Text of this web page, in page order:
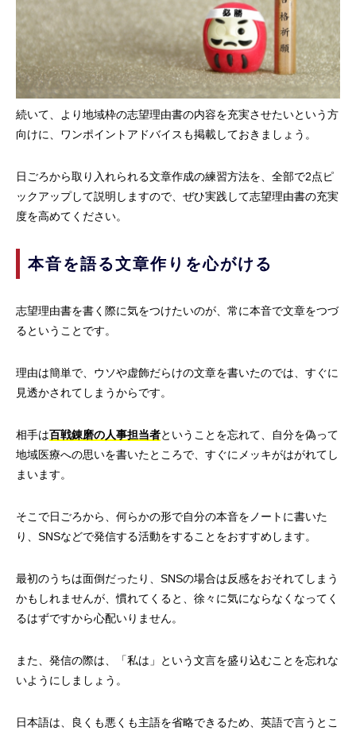
続いて、より地域枠の志望理由書の内容を充実させたいという方
向けに、ワンポイントアドバイスも掲載しておきましょう。
日ごろから取り入れられる文章作成の練習方法を、全部で2点ピ
ックアップして説明しますので、ぜひ実践して志望理由書の充実
度を高めてください。
本音を語る文章作りを心がける
志望理由書を書く際に気をつけたいのが、常に本音で文章をつづ
るということです。
理由は簡単で、ウソや虚飾だらけの文章を書いたのでは、すぐに
見透かされてしまうからです。
相手は百戦錬磨の人事担当者ということを忘れて、自分を偽って
地域医療への思いを書いたところで、すぐにメッキがはがれてし
まいます。
そこで日ごろから、何らかの形で自分の本音をノートに書いた
り、SNSなどで発信する活動をすることをおすすめします。
最初のうちは面倒だったり、SNSの場合は反感をおそれてしまう
かもしれませんが、慣れてくると、徐々に気にならなくなってく
るはずですから心配いりません。
また、発信の際は、「私は」という文言を盛り込むことを忘れな
いようにしましょう。
日本語は、良くも悪くも主語を省略できるため、英語で言うとこ